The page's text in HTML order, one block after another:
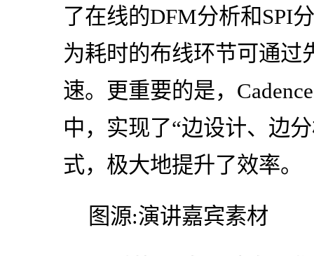
了在线的DFM分析和SPI
为耗时的布线环节可通过
速。更重要的是，
中，实现了“边设计、边
式，极大地提升了效率。
图源:演讲嘉宾素材